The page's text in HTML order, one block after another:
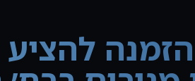
להציע